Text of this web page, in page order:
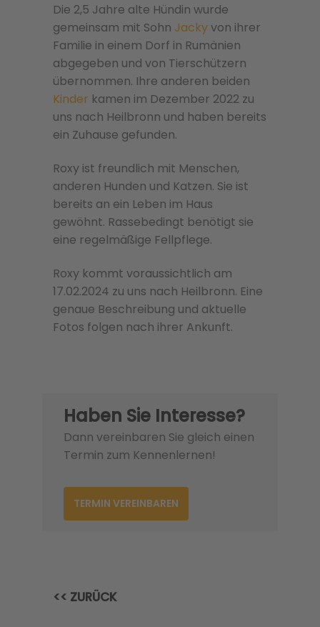
Die 2,5 Jahre alte Hündin wurde
gemeinsam mit Sohn Jackyvon ihrer
Familie in einem Dorf in Rumänien
abgegeben und von Tierschützern
übernommen. Ihre anderen beiden
Kinder kamen im Dezember 2022 zu
uns nach Heilbronn und haben bereits
ein Zuhause gefunden.
Roxy ist freundlich mit Menschen,
anderen Hunden und Katzen. Sie ist
bereits an ein Leben im Haus
gewöhnt. Rassebedingt benötigt sie
eine regelmäßige Fellpflege.
Roxy kommt voraussichtlich am
17.02.2024 zu uns nach Heilbronn. Eine
genaue Beschreibung und aktuelle
Fotos folgen nach ihrer Ankunft.
Haben Sie Interesse?
Dann vereinbaren Sie gleich einen
Termin zum Kennenlernen!
TERMIN VEREINBAREN
<< ZURÜCK